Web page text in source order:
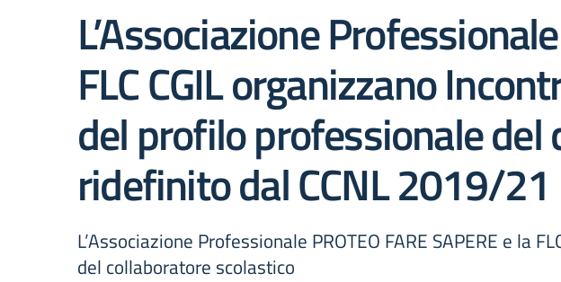
L’Associazione
FLC CGIL organizzano
del profilo professionale
ridefinito dal CCNL 2019/21
L’Associazione Professionale PROTEO FARE SAPERE e
del collaboratore scolastico